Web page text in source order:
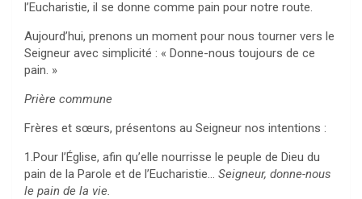
l’Eucharistie, il se donne comme pain pour notre route.
Aujourd’hui, prenons un moment pour nous tourner vers le
Seigneur avec simplicité : « Donne-nous toujours de ce
pain. »
Prière commune
Frères et sœurs, présentons au Seigneur nos intentions :
1.Pour l’Église, afin qu’elle nourrisse le peuple de Dieu du
pain de la Parole et de l’Eucharistie… Seigneur, donne-nous
le pain de la vie.